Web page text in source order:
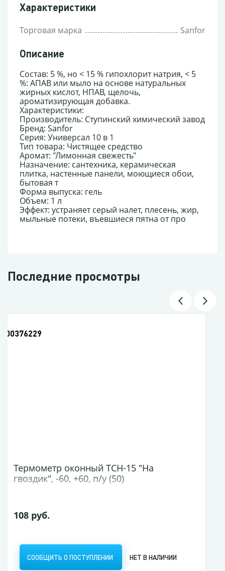
Характеристики
Торговая марка Sanfor
Описание
Состав: 5 %, но < 15 % гипохлорит натрия, < 5
%: АПАВ или мыло на основе натуральных
жирных кислот, НПАВ, щелочь,
ароматизирующая добавка.
Характеристики:
Производитель: Ступинский химический завод
Бренд: Sanfor
Серия: Универсал 10 в 1
Тип товара: Чистящее средство
Аромат: "Лимонная свежесть"
Назначение: сантехника, керамическая
плитка, настенные панели, моющиеся обои,
бытовая т
Форма выпуска: гель
Объем: 1 л
Эффект: устраняет серый налет, плесень, жир,
мыльные потеки, въевшиеся пятна от про
Последние просмотры